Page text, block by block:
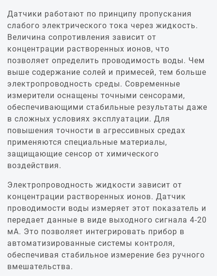
Датчики работают по принципу пропускания
слабого электрического тока через жидкость.
Величина сопротивления зависит от
концентрации растворенных ионов, что
позволяет определить проводимость воды. Чем
выше содержание солей и примесей, тем больше
электропроводность среды. Современные
измерители оснащены точными сенсорами,
обеспечивающими стабильные результаты даже
в сложных условиях эксплуатации. Для
повышения точности в агрессивных средах
применяются специальные материалы,
защищающие сенсор от химического
воздействия.
Электропроводность жидкости зависит от
концентрации растворенных ионов. Датчик
проводимости воды измеряет этот показатель и
передает данные в виде выходного сигнала 4-20
мА. Это позволяет интегрировать прибор в
автоматизированные системы контроля,
обеспечивая стабильное измерение без ручного
вмешательства.